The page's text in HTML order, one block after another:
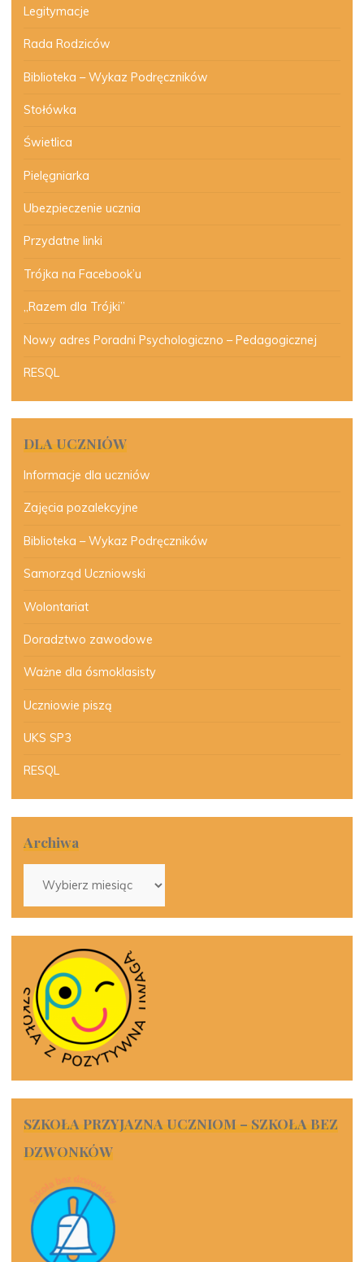
Legitymacje
Rada Rodziców
Biblioteka – Wykaz Podręczników
Stołówka
Świetlica
Pielęgniarka
Ubezpieczenie ucznia
Przydatne linki
Trójka na Facebook’u
„Razem dla Trójki”
Nowy adres Poradni Psychologiczno – Pedagogicznej
RESQL
DLA UCZNIÓW
Informacje dla uczniów
Zajęcia pozalekcyjne
Biblioteka – Wykaz Podręczników
Samorząd Uczniowski
Wolontariat
Doradztwo zawodowe
Ważne dla ósmoklasisty
Uczniowie piszą
UKS SP3
RESQL
Archiwa
SZKOŁA PRZYJAZNA UCZNIOM – SZKOŁA BEZ
DZWONKÓW